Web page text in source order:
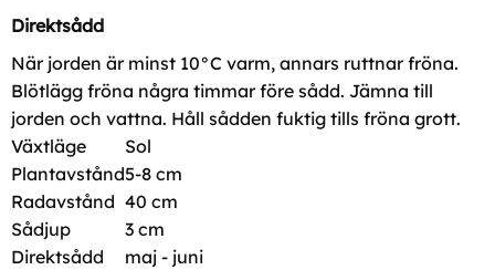
Direktsådd
När jorden är minst 10°C varm, annars ruttnar fröna.
Blötlägg fröna några timmar före sådd. Jämna till
jorden och vattna. Håll sådden fuktig tills fröna grott.
Växtläge
Sol
Plantavstånd5-8 cm
Radavstånd 40 cm
Sådjup
3 cm
Direktsådd
maj - juni